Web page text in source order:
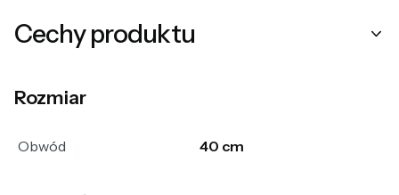
Cechy produktu
Rozmiar
Obwód 40 cm